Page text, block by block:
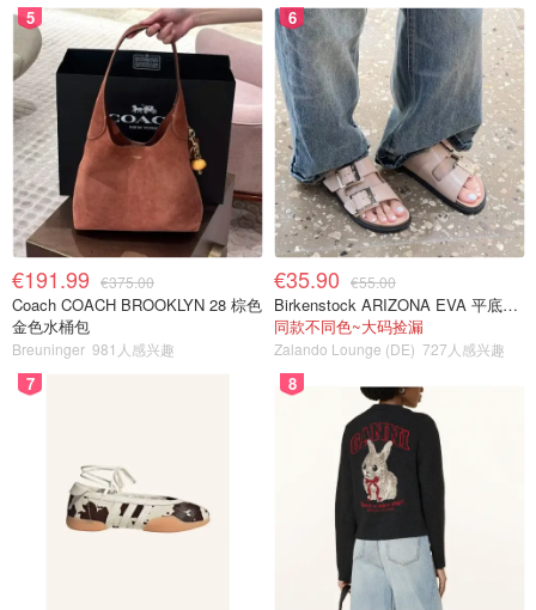
5
€191.99 €375.00
Coach COACH BROOKLYN 28 棕色
金色水桶包
Breuninger 981人感兴趣
6
€35.90 €55.00
Birkenstock ARIZONA EVA 平底拖鞋 浅棕色
同款不同色~大码捡漏
Zalando Lounge (DE) 727人感兴趣
7 8